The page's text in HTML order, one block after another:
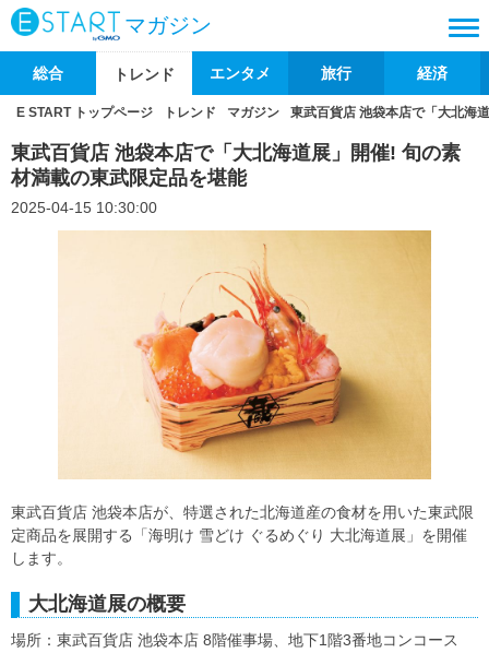
マガジン
総合 トレンド エンタメ 旅行 経済
E START トップページ トレンド マガジン 東武百貨店 池袋本店で「大北海
東武百貨店 池袋本店で「大北海道展」開催! 旬の素
材満載の東武限定品を堪能
2025-04-15 10:30:00
東武百貨店 池袋本店が、特選された北海道産の食材を用いた東武限
定商品を展開する「海明け 雪どけ ぐるめぐり 大北海道展」を開催
します。
大北海道展の概要
場所：東武百貨店 池袋本店 8階催事場、地下1階3番地コンコース